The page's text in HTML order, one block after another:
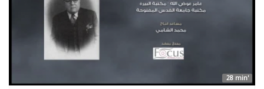
28 min'